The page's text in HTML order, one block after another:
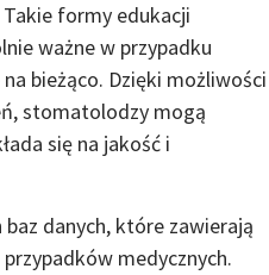
formy edukacji
ważne w przypadku
bieżąco. Dzięki możliwości
stomatolodzy mogą
się na jakość i
danych, które zawierają
medycznych.